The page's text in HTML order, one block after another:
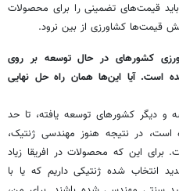
قیمت‌های تضمینی را برای محصولات
قیمت‌ها کشاورزی از بین نرود.
کشورهای در حال توسعه بر روی
است. آیا این‌ها همان راه حل نهایی
و دیگر کشورهای توسعه یافته، تا حد
است، در نتیجه هنوز مهندسی ژنتیک،
این که محصولات در افریقا زیاد
انتخاب شده ژنتیکی داریم که یا با